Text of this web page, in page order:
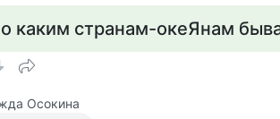
каким странам-океЯнам
Осокина